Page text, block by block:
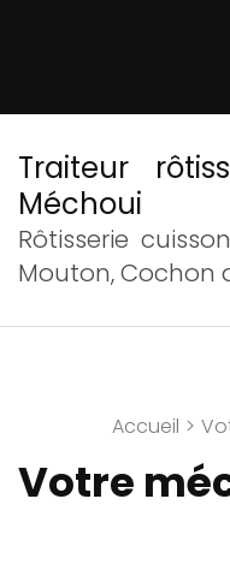
Traiteur
Méchoui
Rôtisserie
Mouton, Cochon
Accueil >
Votre